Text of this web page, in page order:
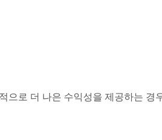
으로 더 나은 수익성을 제공하는 경